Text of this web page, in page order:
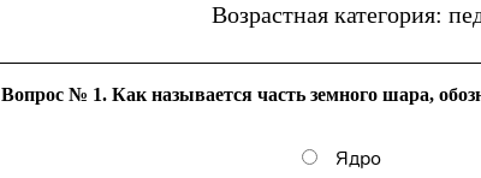
Возрастная категория:
Вопрос № 1. Как называется часть земного шара,
Ядро